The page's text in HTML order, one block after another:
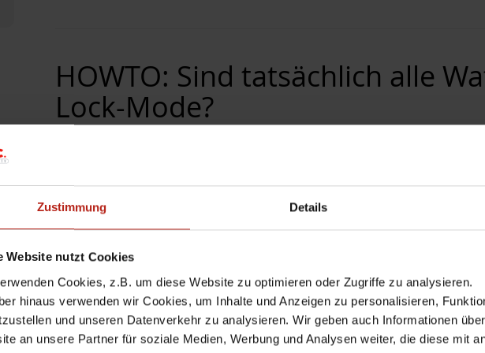
Zustimmung Details
Website nutzt Cookies
Cookies, z.B. um diese Website zu optimieren oder Zugriffe zu analysieren.
hinaus verwenden wir Cookies, um Inhalte und Anzeigen zu personalisieren,
und unseren Datenverkehr zu analysieren. Wir geben auch Informationen
an unsere Partner für soziale Medien, Werbung und Analysen weiter, die diese mit
HOWTO: Sind tatsächlich alle
Lock-Mode?
Gilt für WatchGuard Endpoint Security Elite (vormals Advanced EPDR),
ACHTUNG: Zum 1. April 2026 hat WatchGuard eine Umbenennung
somit das Portfolio übersichtlicher gestaltet und besser an aktuelle
Der folgende Artikel beschreibt das Auslesen des Zero-Trust
eines definierten Filters.
Ziel:Damit Sie gegen Angriffsszenarien wie z. B. Hafnium, Log4j,
müssen sich alle Endgeräte im sogenanntenLock-Mode (Windows